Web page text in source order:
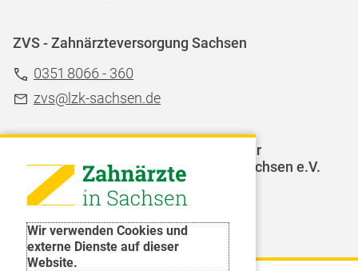
Wir verwenden Cookies und
externe Dienste auf dieser
Website.
ZVS - Zahnärzteversorgung Sachsen
0351 8066 - 360
zvs@lzk-sachsen.de
LAGZ - Landesarbeitsgemeinschaft für
Jugendzahnpflege des Freistaates Sachsen e.V.